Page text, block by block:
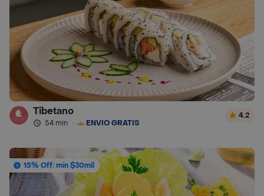
Tibetano
54 min · ENVÍO GRATIS
4.2
15% Off: mín $30mil